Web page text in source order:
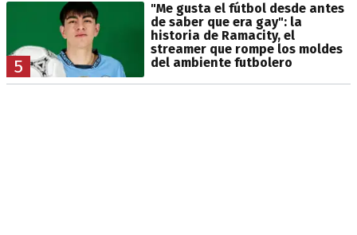
5
"Me gusta el fútbol desde antes
de saber que era gay": la
historia de Ramacity, el
streamer que rompe los moldes
del ambiente futbolero